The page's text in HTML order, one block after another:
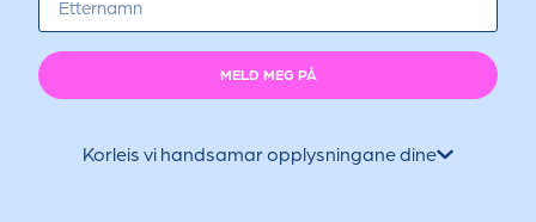
MELD MEG PÅ
Korleis vi handsamar opplysningane dine